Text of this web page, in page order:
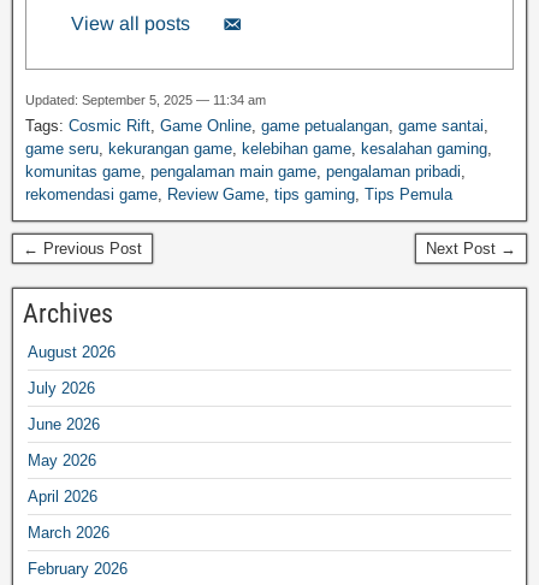
View all posts
Updated: September 5, 2025 — 11:34 am
Tags: Cosmic Rift, Game Online, game petualangan, game santai,
game seru, kekurangan game, kelebihan game, kesalahan gaming,
komunitas game, pengalaman main game, pengalaman pribadi,
rekomendasi game, Review Game, tips gaming, Tips Pemula
← Previous Post Next Post →
Archives
August 2026
July 2026
June 2026
May 2026
April 2026
March 2026
February 2026